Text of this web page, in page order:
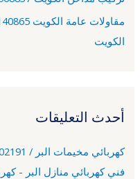
الكويت
أحدث التعليقات
فني كهربائي منازل البر -